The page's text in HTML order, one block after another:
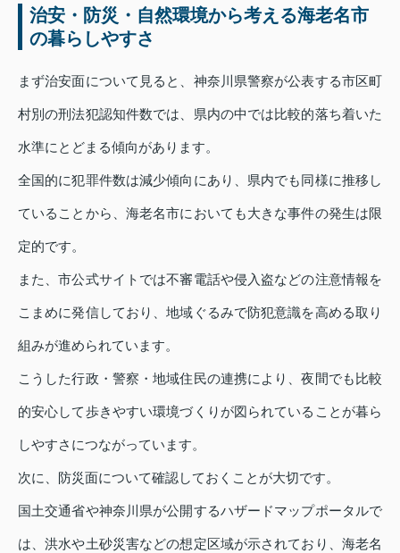
治安・防災・自然環境から考える海老名市
の暮らしやすさ
まず治安面について見ると、神奈川県警察が公表する市区町
村別の刑法犯認知件数では、県内の中では比較的落ち着いた
水準にとどまる傾向があります。
全国的に犯罪件数は減少傾向にあり、県内でも同様に推移し
ていることから、海老名市においても大きな事件の発生は限
定的です。
また、市公式サイトでは不審電話や侵入盗などの注意情報を
こまめに発信しており、地域ぐるみで防犯意識を高める取り
組みが進められています。
こうした行政・警察・地域住民の連携により、夜間でも比較
的安心して歩きやすい環境づくりが図られていることが暮ら
しやすさにつながっています。
次に、防災面について確認しておくことが大切です。
国土交通省や神奈川県が公開するハザードマップポータルで
は、洪水や土砂災害などの想定区域が示されており、海老名